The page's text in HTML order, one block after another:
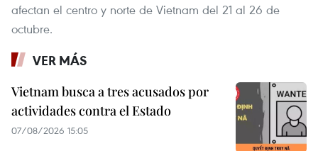
afectan el centro y norte de Vietnam del 21 al 26 de
octubre.
VER MÁS
Vietnam busca a tres acusados por
actividades contra el Estado
07/08/2026 15:05